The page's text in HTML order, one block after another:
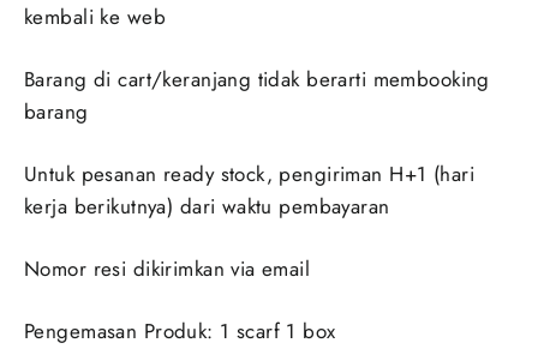
kembali ke web
Barang di cart/keranjang tidak berarti membooking
barang
Untuk pesanan ready stock, pengiriman H+1 (hari
kerja berikutnya) dari waktu pembayaran
Nomor resi dikirimkan via email
Pengemasan Produk: 1 scarf 1 box